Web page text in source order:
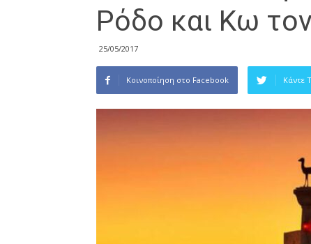
Ρόδο και Κω
25/05/2017
Κοινοποίηση στο Facebook Κάντε